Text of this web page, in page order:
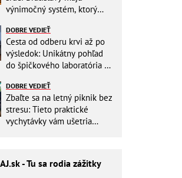
výnimočný systém, ktorý
DOBRE VEDIEŤ
Cesta od odberu krvi až po
výsledok: Unikátny pohľad
do špičkového laboratória na
DOBRE VEDIEŤ
Zbaľte sa na letný piknik bez
stresu: Tieto praktické
vychytávky vám ušetria
.sk - Tu sa rodia zážitky